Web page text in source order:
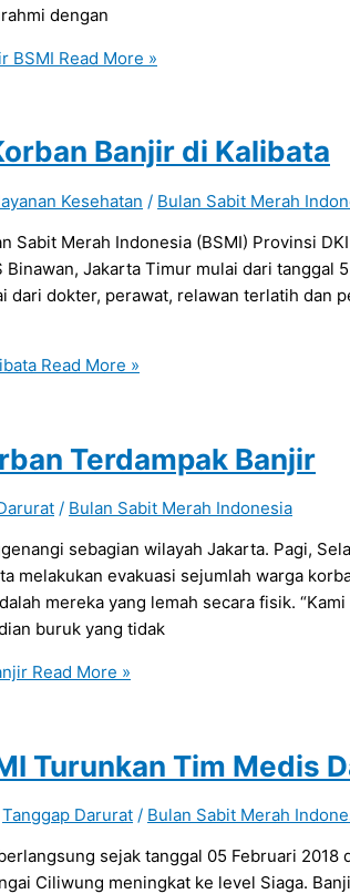
dengan
BSMI Read More »
Banjir di Kalibata
Kesehatan / Bulan Sabit Merah
Sabit Merah Indonesia (BSMI) Provinsi
Jakarta Timur mulai dari tanggal
dokter, perawat, relawan terlatih dan
Read More »
Terdampak Banjir
/ Bulan Sabit Merah Indonesia
sebagian wilayah Jakarta. Pagi,
melakukan evakuasi sejumlah warga
mereka yang lemah secara fisik.
buruk yang tidak
Read More »
Turunkan Tim Medis
Tanggap Darurat / Bulan Sabit Merah
sejak tanggal 05 Februari
Ciliwung meningkat ke level Siaga.